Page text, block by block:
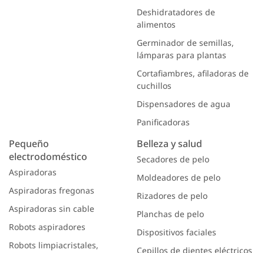
Deshidratadores de
alimentos
Germinador de semillas,
lámparas para plantas
Cortafiambres, afiladoras de
cuchillos
Dispensadores de agua
Panificadoras
Pequeño
electrodoméstico
Aspiradoras
Aspiradoras fregonas
Aspiradoras sin cable
Robots aspiradores
Robots limpiacristales,
Belleza y salud
Secadores de pelo
Moldeadores de pelo
Rizadores de pelo
Planchas de pelo
Dispositivos faciales
Cepillos de dientes eléctricos